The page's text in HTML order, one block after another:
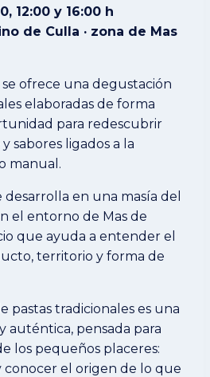
12:00 y 16:00 h
de Culla · zona de Mas
ofrece una degustación
elaboradas de forma
para redescubrir
sabores ligados a la
manual.
desarrolla en una masía del
el entorno de Mas de
que ayuda a entender el
territorio y forma de
pastas tradicionales es una
auténtica, pensada para
los pequeños placeres:
conocer el origen de lo que